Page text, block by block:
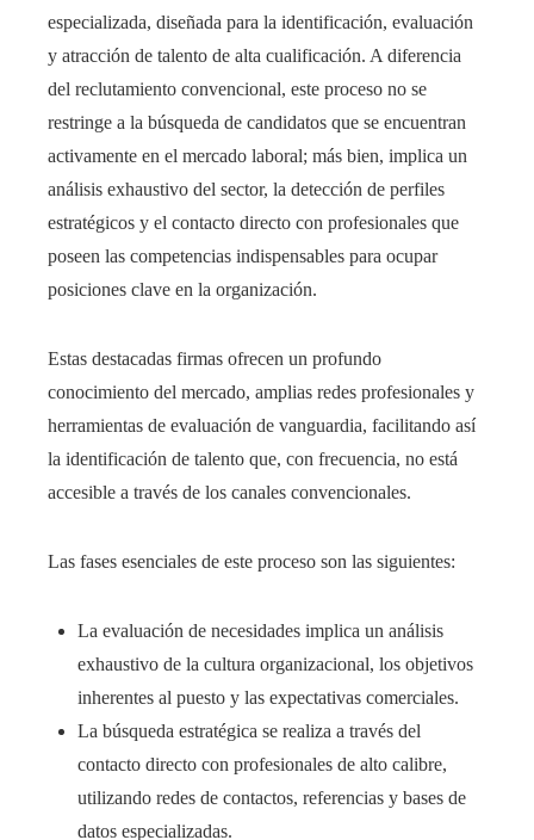
especializada, diseñada para la identificación, evaluación
y atracción de talento de alta cualificación. A diferencia
del reclutamiento convencional, este proceso no se
restringe a la búsqueda de candidatos que se encuentran
activamente en el mercado laboral; más bien, implica un
análisis exhaustivo del sector, la detección de perfiles
estratégicos y el contacto directo con profesionales que
poseen las competencias indispensables para ocupar
posiciones clave en la organización.
Estas destacadas firmas ofrecen un profundo
conocimiento del mercado, amplias redes profesionales y
herramientas de evaluación de vanguardia, facilitando así
la identificación de talento que, con frecuencia, no está
accesible a través de los canales convencionales.
Las fases esenciales de este proceso son las siguientes:
La evaluación de necesidades implica un análisis
exhaustivo de la cultura organizacional, los objetivos
inherentes al puesto y las expectativas comerciales.
La búsqueda estratégica se realiza a través del
contacto directo con profesionales de alto calibre,
utilizando redes de contactos, referencias y bases de
datos especializadas.